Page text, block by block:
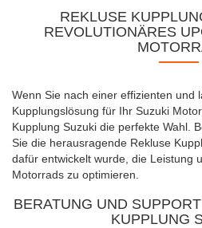
REKLUSE
REVOLUTIONÄRES
Wenn Sie nach einer effizienten und
Kupplungslösung für Ihr Suzuki
Kupplung Suzuki die perfekte Wahl.
Sie die herausragende Rekluse
dafür entwickelt wurde, die Leistung
Motorrads zu optimieren.
BERATUNG UND
KUPPLUNG